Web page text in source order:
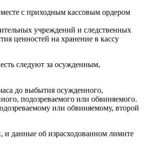
с приходным кассовым ордером
учреждений и следственных
ценностей на хранение в кассу
следуют за осужденным,
до выбытия осужденного,
подозреваемого или обвиняемого.
или обвиняемому, второй
и данные об израсходованном лимите